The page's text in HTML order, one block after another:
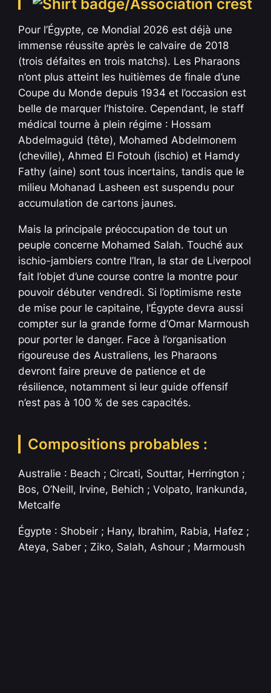
Pour l’Égypte, ce Mondial 2026 est déjà une
immense réussite après le calvaire de 2018
(trois défaites en trois matchs). Les Pharaons
n’ont plus atteint les huitièmes de finale d’une
Coupe du Monde depuis 1934 et l’occasion est
belle de marquer l’histoire. Cependant, le staff
médical tourne à plein régime : Hossam
Abdelmaguid (tête), Mohamed Abdelmonem
(cheville), Ahmed El Fotouh (ischio) et Hamdy
Fathy (aine) sont tous incertains, tandis que le
milieu Mohanad Lasheen est suspendu pour
accumulation de cartons jaunes.
Mais la principale préoccupation de tout un
peuple concerne Mohamed Salah. Touché aux
ischio-jambiers contre l’Iran, la star de Liverpool
fait l’objet d’une course contre la montre pour
pouvoir débuter vendredi. Si l’optimisme reste
de mise pour le capitaine, l’Égypte devra aussi
compter sur la grande forme d’Omar Marmoush
pour porter le danger. Face à l’organisation
rigoureuse des Australiens, les Pharaons
devront faire preuve de patience et de
résilience, notamment si leur guide offensif
n’est pas à 100 % de ses capacités.
Compositions probables :
Australie : Beach ; Circati, Souttar, Herrington ;
Bos, O’Neill, Irvine, Behich ; Volpato, Irankunda,
Metcalfe
Égypte : Shobeir ; Hany, Ibrahim, Rabia, Hafez ;
Ateya, Saber ; Ziko, Salah, Ashour ; Marmoush